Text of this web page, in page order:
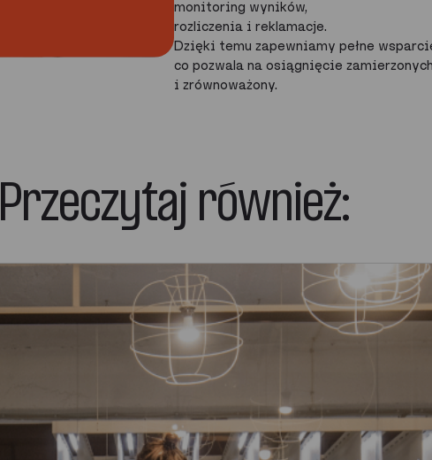
monitoring wyników,
rozliczenia i reklamacje.
Dzięki temu zapewniamy pełne
co pozwala na osiągnięcie
i zrównoważony.
Przeczytaj również: